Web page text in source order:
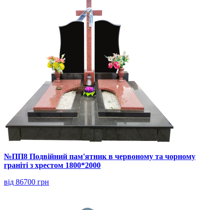
№ПП8 Подвійний пам'ятник в червоному та чорному
граніті з хрестом 1800*2000
від 86700 грн